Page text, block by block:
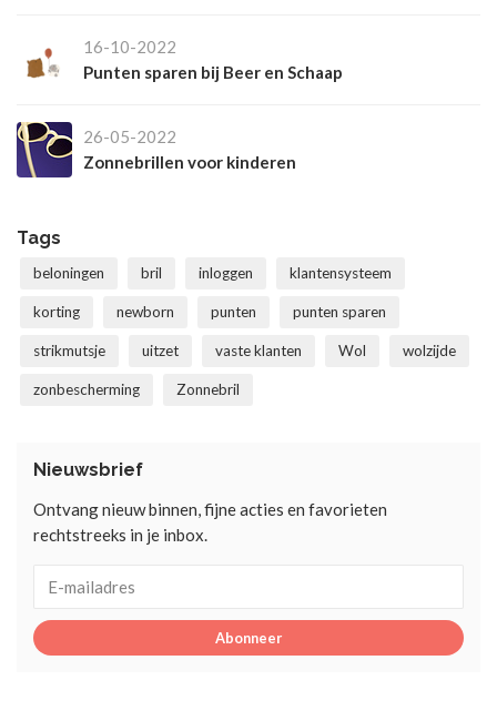
16-10-2022
Punten sparen bij Beer en Schaap
26-05-2022
Zonnebrillen voor kinderen
Tags
beloningen bril inloggen klantensysteem
korting newborn punten punten sparen
strikmutsje uitzet vaste klanten Wol wolzijde
zonbescherming Zonnebril
Nieuwsbrief
Ontvang nieuw binnen, fijne acties en favorieten
rechtstreeks in je inbox.
Abonneer